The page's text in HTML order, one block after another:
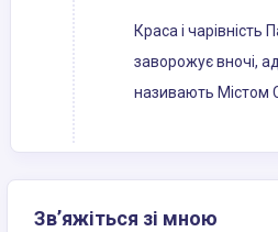
Краса і чарівність
заворожує вночі,
називають Містом
Зв’яжіться зі мною